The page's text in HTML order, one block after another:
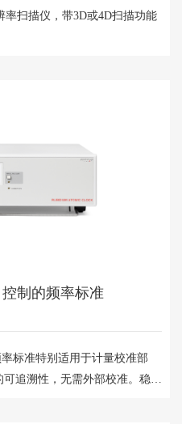
率扫描仪，带3D或4D扫描功能
控制的频率标准
率标准特别适用于计量校准部
可追溯性，无需外部校准。稳定